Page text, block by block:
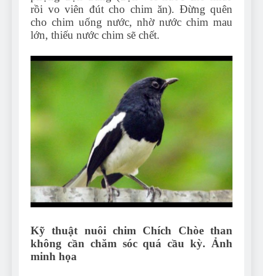
rồi vo viên đút cho chim ăn). Đừng quên
cho chim uống nước, nhờ nước chim mau
lớn, thiếu nước chim sẽ chết.
Kỹ thuật nuôi chim Chích Chòe than
không cần chăm sóc quá cầu kỳ. Ảnh
minh họa